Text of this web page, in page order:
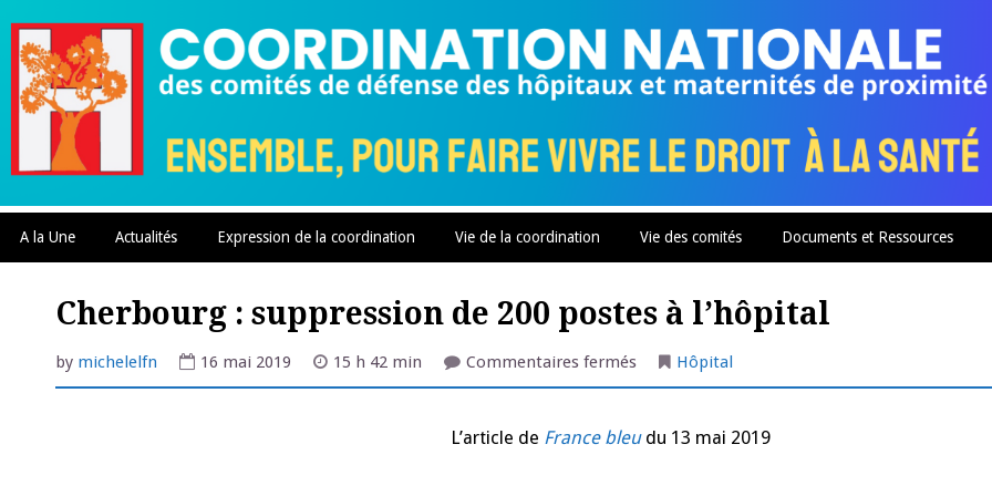
content
A la Une Actualités Expression de la coordination Vie de la coordination Vie des comités Documents et Ressources
Cherbourg : suppression de 200 postes à l’hôpital
by michelelfn 16 mai 2019 15 h 42 min Commentaires ferméssur
Cherbourg
:
200
Hôpital
L’article de France bleudu 13 mai 2019